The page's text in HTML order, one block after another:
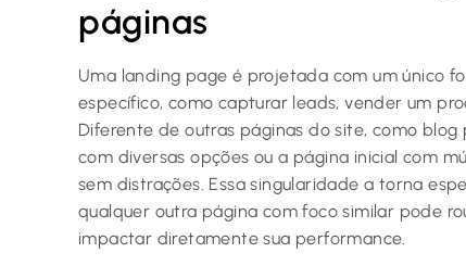
páginas
Uma landing page é projetada com um único
específico, como capturar leads, vender um
Diferente de outras páginas do site, como
com diversas opções ou a página inicial com
sem distrações. Essa singularidade a torna
qualquer outra página com foco similar pode
impactar diretamente sua performance.